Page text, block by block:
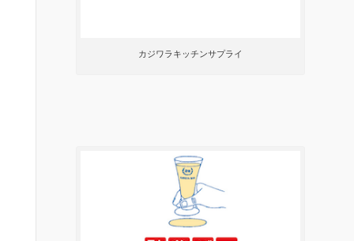
カジワラキッチンサプライ